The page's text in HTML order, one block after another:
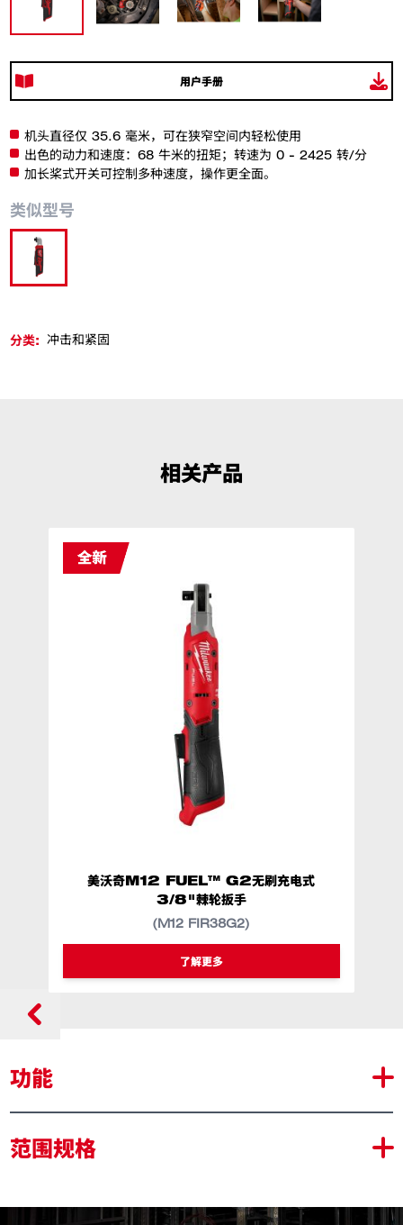
用户手册
机头直径仅 35.6 毫米，可在狭窄空间内轻松使用
出色的动力和速度：68 牛米的扭矩；转速为 0 - 2425 转/分
加长桨式开关可控制多种速度，操作更全面。
类似型号
M12 BRAID
分类: 冲击和紧固
相关产品
美沃奇M12 FUEL™ G2无刷充电式
3/8"棘轮扳手
M12 FIR38G2
(M12 FIR38G2)
了解更多
功能
出色的动力和速度：68 牛米的扭矩；转速为 0 - 2425
范围规格